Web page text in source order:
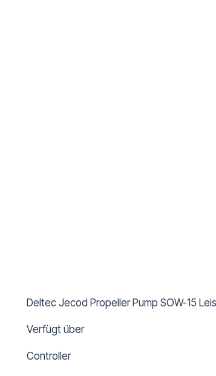
Deltec Jecod Propeller Pump SOW-15
Verfügt über
Controller